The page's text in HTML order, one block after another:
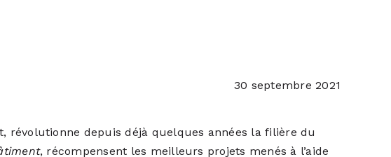
30 septembre 2021
révolutionne depuis déjà quelques années la filière du
, récompensent les meilleurs projets menés à l’aide